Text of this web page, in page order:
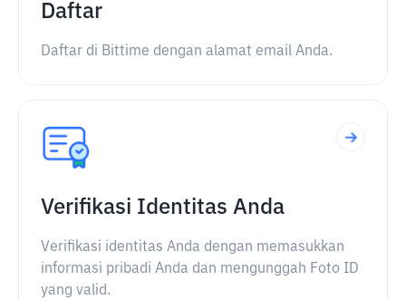
Daftar
Daftar di Bittime dengan alamat email Anda.
Verifikasi Identitas Anda
Verifikasi identitas Anda dengan memasukkan
informasi pribadi Anda dan mengunggah Foto ID
yang valid.